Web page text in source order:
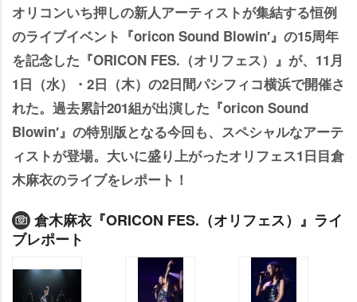
オリコンいち押しの新人アーティストが集結する恒例
のライブイベント『oricon Sound Blowin′』の15周年
を記念した『ORICON FES.（オリフェス）』が、11月
1日（水）・2日（木）の2日間パシフィコ横浜で開催さ
れた。過去累計201組が出演した『oricon Sound
Blowin′』の特別版となる今回も、スペシャルなアーテ
ィストが登場。大いに盛り上がったオリフェス1日目倉
木麻衣のライブをレポート！
倉木麻衣『ORICON FES.（オリフェス）』ライ
ブレポート